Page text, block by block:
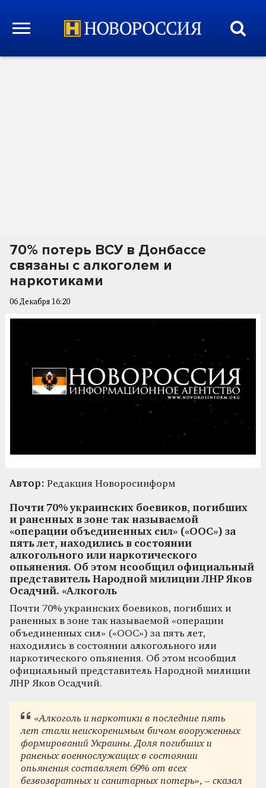
70% потерь ВСУ в Донбассе
связаны с алкоголем и
наркотиками
06 Декабря 16:20
Автор: Редакция Новоросинформ
Почти 70% украинских боевиков, погибших
и раненных в зоне так называемой
«операции объединенных сил» («ООС») за
пять лет, находились в состоянии
алкогольного или наркотического
опьянения. Об этом нсообщил официальный
представитель Народной милиции ЛНР Яков
Осадчий. «Алкоголь
Почти 70% украинских боевиков, погибших и
раненных в зоне так называемой «операции
объединенных сил» («ООС») за пять лет,
находились в состоянии алкогольного или
наркотического опьянения. Об этом нсообщил
официальный представитель Народной милиции
ЛНР Яков Осадчий.
«Алкоголь и наркотики в последние пять
лет стали неискоренимым бичом вооруженных
формирований Украины. Доля погибших и
раненых военнослужащих в состоянии
опьянения составляет 69% от всех
безвозвратных и санитарных потерь», – сказал